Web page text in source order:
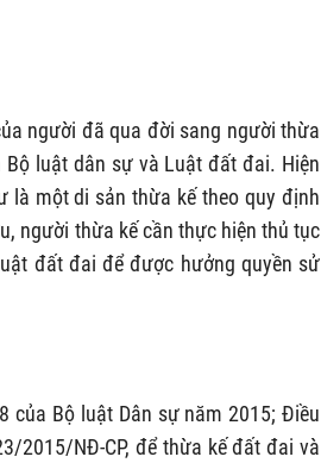
người đã qua đời sang người thừa
luật dân sự và Luật đất đai. Hiện
là một di sản thừa kế theo quy định
người thừa kế cần thực hiện thủ tục
đất đai để được hưởng quyền sử
của Bộ luật Dân sự năm 2015; Điều
2015/NĐ-CP, để thừa kế đất đai và